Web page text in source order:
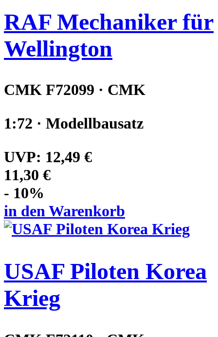
RAF Mechaniker für
Wellington
CMK F72099 · CMK
1:72 · Modellbausatz
UVP: 12,49 €
11,30 €
- 10%
in den Warenkorb
USAF Piloten Korea
Krieg